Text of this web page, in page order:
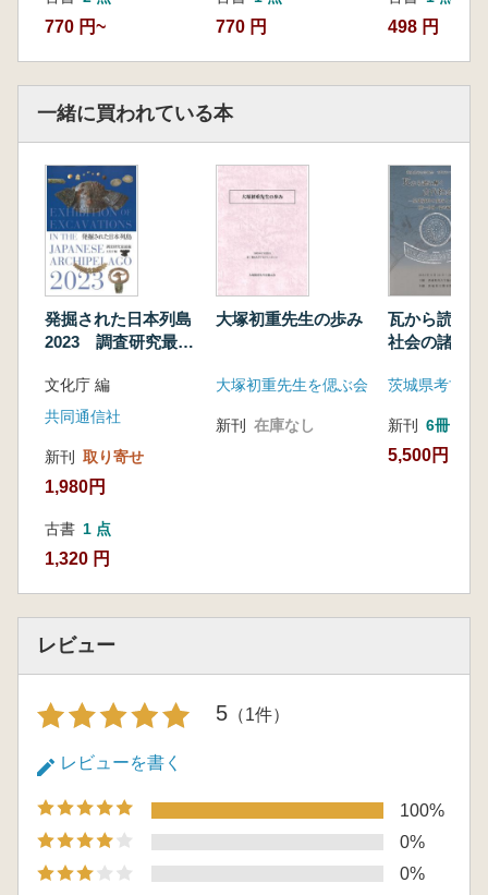
770 円~ 770 円 498 円
一緒に買われている本
発掘された日本列島
2023 調査研究最前
文化庁 編
共同通信社
新刊 取り寄せ
1,980円
古書 1 点
1,320 円
大塚初重先生の歩み
大塚初重先生を偲ぶ会
新刊 在庫なし
瓦から読み
社会の諸相
茨城県考古学
新刊 6冊
5,500円
レビュー
5 （1件）
レビューを書く
100%
0%
0%